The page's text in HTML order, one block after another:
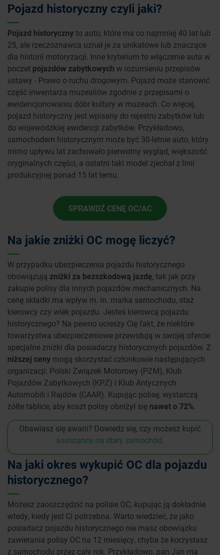
Pojazd historyczny czyli jaki?
Pojazd historycznyto auto, które ma co najmniej 40 lat lub
25, ale rzeczoznawca uznał je za unikatowe lub znaczące
dla historii motoryzacji. Inne kryterium to włączenie auta w
poczet pojazdów zabytkowych w rozumieniu przepisów
ustawy - Prawo o ruchu drogowym. Pojazd może stanowić
część inwentarza muzealiów zgodnie z przepisami o
ewidencjonowaniu dóbr kultury w muzeach. Co więcej,
pojazd historyczny jest wpisany do rejestru zabytków lub
do wojewódzkiej ewidencji zabytków. Przykładowo,
samochodem historycznym może być 30-letnie auto, który
mimo upływu lat zachowało pierwotny wygląd, większość
oryginalnych części, a ostatni taki model zjechał z linii
produkcyjnej ponad 15 lat temu.
SPRAWDŹ CENĘ OC/AC
Na jakie zniżki OC mogę liczyć?
W przypadku ubezpieczenia pojazdu historycznego
obowiązują zniżki za bezszkodową jazdę, tak jak przy
zakupie polisy dla innych pojazdów mechanicznych. Na
cenę składki ma wpływ m. in. marka samochodu, staż
kierowcy czy wiek pojazdu. Jesteś kierowcą pojazdu
historycznego? Na pewno ucieszy Cię fakt, że niektóre
towarzystwa ubezpieczeniowe przewidują w swojej ofercie
specjalne zniżki dla posiadaczy historycznych pojazdów. Z
niższej ceny mogą skorzystać członkowie następujących
organizacji: Polski Związek Motorowy (PZM), Klub
Pojazdów Zabytkowych (KPZ) i Klub Antycznych
Automobili i Rajdów (CAAR). Kupując polisę, wystarczą
żółte tablice, aby koszt polisy obniżył się nawet o 72%.
Obawiasz się awarii? Dowiedz się, czy możesz kupić
assistance na stary samochód.
Na jaki okres wykupić OC dla pojazdu
historycznego?
Możesz zaoszczędzić na polisie OC, kupując ją dokładnie
wtedy, kiedy jest Ci potrzebna. Warto wiedzieć, że jako
posiadacz pojazdu historycznego nie masz obowiązku
zawierania polisy OC na 12 miesięcy, chyba że korzystasz
z samochodu przez cały rok. Przykładowo, pan Jan ma